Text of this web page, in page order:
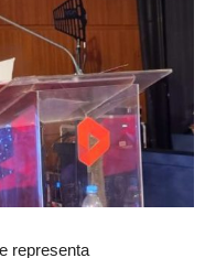
representa